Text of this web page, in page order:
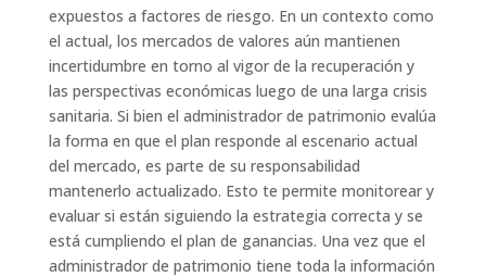
expuestos a factores de riesgo. En un contexto como
el actual, los mercados de valores aún mantienen
incertidumbre en torno al vigor de la recuperación y
las perspectivas económicas luego de una larga crisis
sanitaria. Si bien el administrador de patrimonio evalúa
la forma en que el plan responde al escenario actual
del mercado, es parte de su responsabilidad
mantenerlo actualizado. Esto te permite monitorear y
evaluar si están siguiendo la estrategia correcta y se
está cumpliendo el plan de ganancias. Una vez que el
administrador de patrimonio tiene toda la información